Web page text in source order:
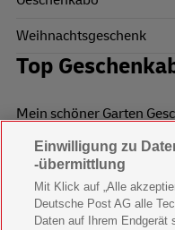
Weihnachtsgeschenk
Top
Mein schöner Garten
Wohnen & Garten
Mein schönes Land
Bild der Frau
Einwilligung zu
-übermittlung
Mit Klick auf „Alle
Deutsche Post AG alle
Daten auf Ihrem Endgerät